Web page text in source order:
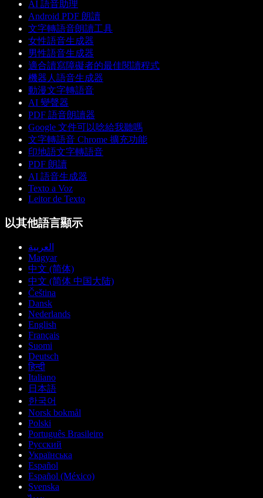
AI 語音助理
Android PDF 朗讀
文字轉語音朗讀工具
女性語音生成器
男性語音生成器
適合讀寫障礙者的最佳閱讀程式
機器人語音生成器
動漫文字轉語音
AI 變聲器
PDF 語音朗讀器
Google 文件可以唸給我聽嗎
文字轉語音 Chrome 擴充功能
印地語文字轉語音
PDF 朗讀
AI 語音生成器
Texto a Voz
Leitor de Texto
以其他語言顯示
العربية
Magyar
中文 (简体)
中文 (简体 中国大陆)
Čeština
Dansk
Nederlands
English
Français
Suomi
Deutsch
हिन्दी
Italiano
日本語
한국어
Norsk bokmål
Polski
Português Brasileiro
Русский
Українська
Español
Español (México)
Svenska